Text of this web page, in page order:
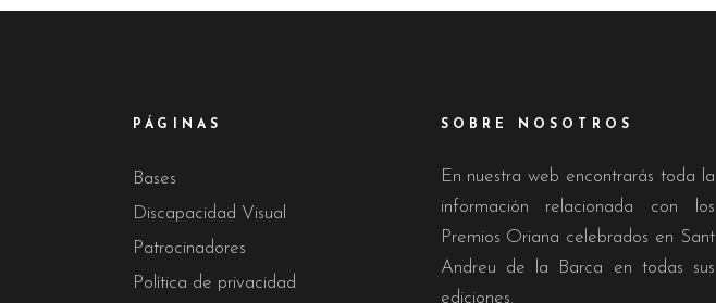
PÁGINAS
Bases
Discapacidad Visual
Patrocinadores
Política de privacidad
SOBRE NOSOTROS
En nuestra web encontrarás toda la
información relacionada con los
Premios Oriana celebrados en Sant
Andreu de la Barca en todas sus
ediciones.